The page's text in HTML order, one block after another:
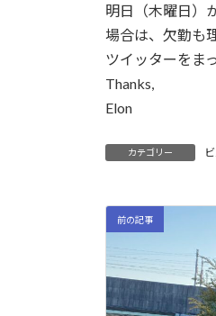
明日（木曜日）
場合は、欠勤も
ツイッターをま
Thanks,
Elon
カテゴリー
前の記事